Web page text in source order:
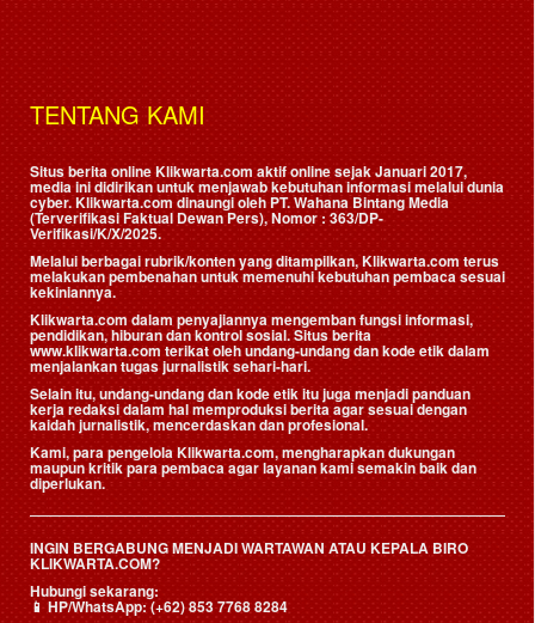
TENTANG KAMI
Situs berita online Klikwarta.com aktif online sejak Januari 2017,
media ini didirikan untuk menjawab kebutuhan informasi melalui dunia
cyber. Klikwarta.com dinaungi oleh PT. Wahana Bintang Media
(Terverifikasi Faktual Dewan Pers), Nomor : 363/DP-
Verifikasi/K/X/2025.
Melalui berbagai rubrik/konten yang ditampilkan, Klikwarta.com terus
melakukan pembenahan untuk memenuhi kebutuhan pembaca sesuai
kekiniannya.
Klikwarta.com dalam penyajiannya mengemban fungsi informasi,
pendidikan, hiburan dan kontrol sosial. Situs berita
www.klikwarta.com terikat oleh undang-undang dan kode etik dalam
menjalankan tugas jurnalistik sehari-hari.
Selain itu, undang-undang dan kode etik itu juga menjadi panduan
kerja redaksi dalam hal memproduksi berita agar sesuai dengan
kaidah jurnalistik, mencerdaskan dan profesional.
Kami, para pengelola Klikwarta.com, mengharapkan dukungan
maupun kritik para pembaca agar layanan kami semakin baik dan
diperlukan.
INGIN BERGABUNG MENJADI WARTAWAN ATAU KEPALA BIRO
KLIKWARTA.COM?
Hubungi sekarang:
📱HP/WhatsApp:(+62) 853 7768 8284